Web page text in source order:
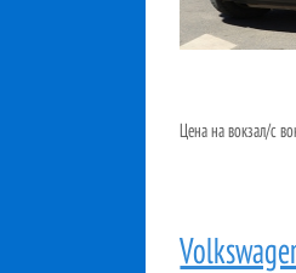
Цена на вокзал/с